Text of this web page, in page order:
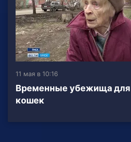
11 мая в 10:16
Временные убежища
кошек